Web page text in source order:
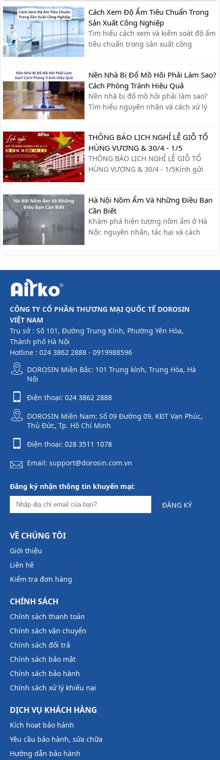
Cách Xem Độ Ẩm Tiêu Chuẩn Trong
Sản Xuất Công Nghiệp
Tìm hiểu cách xem và kiểm soát độ ẩm
tiêu chuẩn trong sản xuất công
và nâng cao chất lượng sản phẩm.
Nền Nhà Bị Đổ Mồ Hôi Phải Làm Sao?
Cách Phòng Tránh Hiệu Quả
Nền nhà bị đổ mồ hôi phải làm sao?
Tìm hiểu nguyên nhân và cách xử lý
hiệu quả giúp sàn nhà luôn khô ráo.
THÔNG BÁO LỊCH NGHỈ LỄ GIỖ TỔ
HÙNG VƯƠNG & 30/4 - 1/5
THÔNG BÁO LỊCH NGHỈ LỄ GIỖ TỔ
HÙNG VƯƠNG & 30/4 - 1/5Kính gửi
ty xin trân trọng thông báo lịch nghỉ lễ
như sau:- Giỗ Tổ Hùng Vương: Nghỉ
ngày 26/04 – 27/04- Giải phóng miền
Nam & Quốc tế Lao động (30/4 - ...
Hà Nội Nồm Ẩm Và Những Điều Bạn
Cần Biết
Khám phá hiện tượng nồm ẩm ở Hà
Nội: nguyên nhân, tác hại và cách
cửa khô ráo, bảo vệ sức khỏe.
CÔNG TY CỔ PHẦN THƯƠNG MẠI QUỐC TẾ DOROSIN
VIỆT NAM
Trụ sở : Số 101, Đường Trung Kính, Phường Yên Hòa,
Thành phố Hà Nội
Hotline : 024 3862 2888 - 0919988596
DOROSIN Miền Bắc: 101 Trung kính, Trung Hòa, Hà
Nội
Điện thoại: 024 3862 2888
DOROSIN Miền Nam: Số 09 Đường 09, KĐT Vạn Phúc,
Thủ Đức, Tp. Hồ Chí Minh
Điện thoại: 028 3511 1078
Email: support@dorosin.com.vn
Đăng ký nhận thông tin khuyến mại:
ĐĂNG KÝ
VỀ CHÚNG TÔI
Giới thiệu
Liên hệ
Kiểm tra đơn hàng
CHÍNH SÁCH
Chính sách thanh toán
Chính sách vận chuyển
Chính sách đổi trả
Chính sách bảo mật
Chính sách bảo hành
Chính sách xử lý khiếu nại
DỊCH VỤ KHÁCH HÀNG
Kích hoạt bảo hành
Yêu cầu bảo hành, sửa chữa
Hướng dẫn bảo hành